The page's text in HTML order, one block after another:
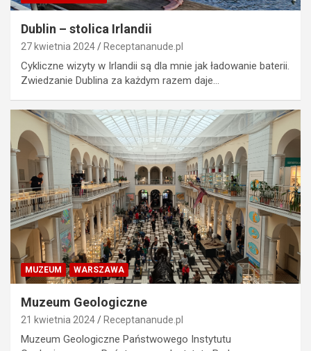
Dublin – stolica Irlandii
27 kwietnia 2024 Receptananude.pl
Cykliczne wizyty w Irlandii są dla mnie jak ładowanie baterii.
Zwiedzanie Dublina za każdym razem daje…
MUZEUM WARSZAWA
Muzeum Geologiczne
21 kwietnia 2024 Receptananude.pl
Muzeum Geologiczne Państwowego Instytutu